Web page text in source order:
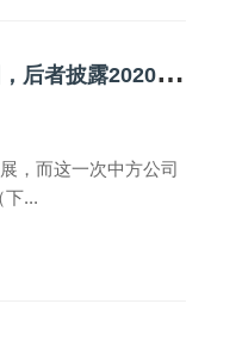
终
审裁定！泰国红牛强制清算中国红牛被驳回，后者披露2020年计划
，而这一次中方公司
下...